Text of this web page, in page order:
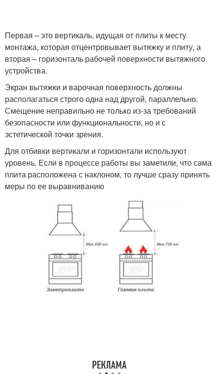
Первая – это вертикаль, идущая от плиты к месту
монтажа, которая отцентровывает вытяжку и плиту, а
вторая – горизонталь рабочей поверхности вытяжного
устройства.
Экран вытяжки и варочная поверхность должны
располагаться строго одна над другой, параллельно.
Смещение неправильно не только из-за требований
безопасности или функциональности, но и с
эстетической точки зрения.
Для отбивки вертикали и горизонтали используют
уровень. Если в процессе работы вы заметили, что сама
плита расположена с наклоном, то лучше сразу принять
меры по ее выравниванию